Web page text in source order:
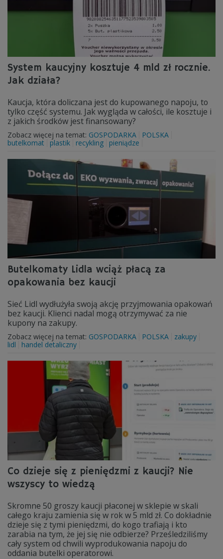
System kaucyjny kosztuje 4 mld zł rocznie.
Jak działa?
Kaucja, która doliczana jest do kupowanego napoju, to
tylko część systemu. Jak wygląda w całości, ile kosztuje i
z jakich środków jest finansowany?
Zobacz więcej na temat: GOSPODARKA
POLSKA
butelkomat
plastik recykling pieniądze
Butelkomaty Lidla wciąż płacą za
opakowania bez kaucji
Sieć Lidl wydłużyła swoją akcję przyjmowania opakowań
bez kaucji. Klienci nadal mogą otrzymywać za nie
kupony na zakupy.
Zobacz więcej na temat: GOSPODARKA POLSKA
zakupy
lidl
handel detaliczny
Co dzieje się z pieniędzmi z kaucji? Nie
wszyscy to wiedzą
Skromne 50 groszy kaucji płaconej w sklepie w skali
całego kraju zamienia się w rok w 5 mld zł. Co dokładnie
dzieje się z tymi pieniędzmi, do kogo trafiają i kto
zarabia na tym, że jej się nie odbierze? Prześledziliśmy
cały system od chwili wyprodukowania napoju do
oddania butelki operatorowi.